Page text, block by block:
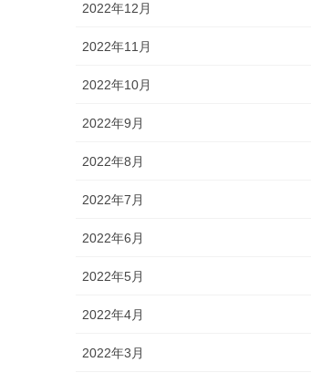
2022年12月
2022年11月
2022年10月
2022年9月
2022年8月
2022年7月
2022年6月
2022年5月
2022年4月
2022年3月